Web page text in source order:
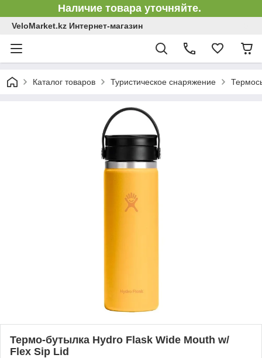
Наличие товара уточняйте.
VeloMarket.kz Интернет-магазин
Каталог товаров Туристическое снаряжение
Термо-бутылка Hydro Flask Wide Mouth w/
Flex Sip Lid